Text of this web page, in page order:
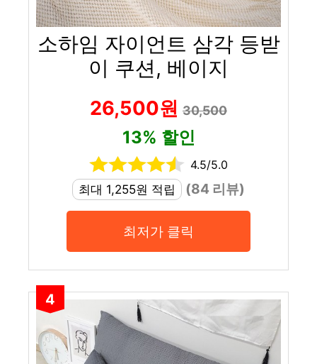
소하임 자이언트 삼각 등받
이 쿠션, 베이지
26,500원 30,500
13% 할인
4.5/5.0
최대 1,255원 적립
(84 리뷰)
최저가 클릭
4